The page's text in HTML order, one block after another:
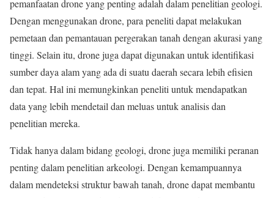
pemanfaatan drone yang penting adalah dalam penelitian geologi.
Dengan menggunakan drone, para peneliti dapat melakukan
pemetaan dan pemantauan pergerakan tanah dengan akurasi yang
tinggi. Selain itu, drone juga dapat digunakan untuk identifikasi
sumber daya alam yang ada di suatu daerah secara lebih efisien
dan tepat. Hal ini memungkinkan peneliti untuk mendapatkan
data yang lebih mendetail dan meluas untuk analisis dan
penelitian mereka.
Tidak hanya dalam bidang geologi, drone juga memiliki peranan
penting dalam penelitian arkeologi. Dengan kemampuannya
dalam mendeteksi struktur bawah tanah, drone dapat membantu